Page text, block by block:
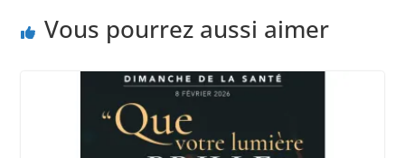
Vous pourrez aussi aimer